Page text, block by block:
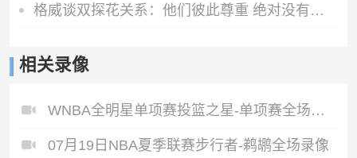
格威谈双探花关系：他们彼此尊重 绝对没有任何相互厌恶的情绪
相关录像
WNBA全明星单项赛投篮之星-单项赛全场录像
07月19日NBA夏季联赛步行者-鹈鹕全场录像